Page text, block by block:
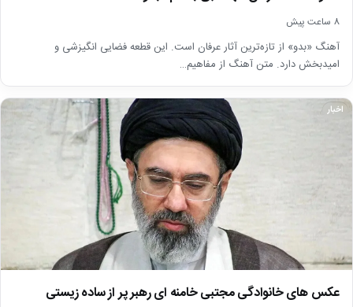
8 ساعت پیش
آهنگ «بدو» از تازه‌ترین آثار عرفان است. این قطعه فضایی انگیزشی و
امیدبخش دارد. متن آهنگ از مفاهیم…
اخبار
عکس های خانوادگی مجتبی خامنه ای رهبر پر از ساده زیستی